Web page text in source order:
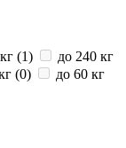
(1)
до 240 кг
(0)
до 60 кг